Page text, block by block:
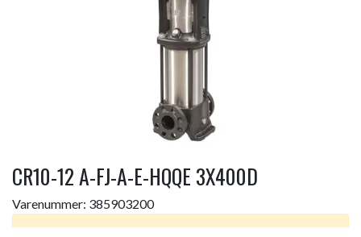
CR10-12 A-FJ-A-E-HQQE 3X400D
Varenummer: 385903200